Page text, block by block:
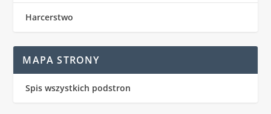
Harcerstwo
MAPA STRONY
Spis wszystkich podstron